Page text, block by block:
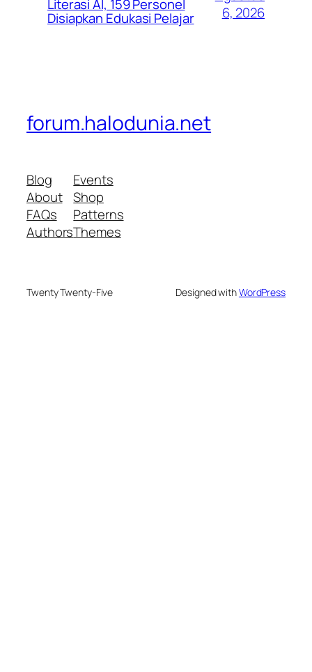
Literasi AI, 159 Personel
Disiapkan Edukasi Pelajar
6, 2026
forum.halodunia.net
Blog
About
FAQs
Authors
Events
Shop
Patterns
Themes
Twenty Twenty-Five Designed withWordPress